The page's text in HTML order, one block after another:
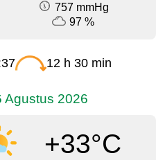
757 mmHg
97 %
12 h 30 min
Agustus 2026
+33°C